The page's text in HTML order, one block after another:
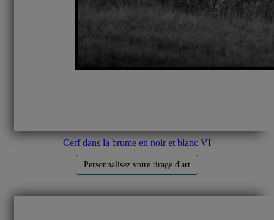
Cerf dans la brume en noir et blanc VI
Personnalisez votre tirage d'art